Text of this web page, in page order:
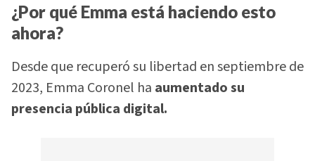
¿Por qué Emma está haciendo esto
ahora?
Desde que recuperó su libertad en septiembre de
2023, Emma Coronel ha aumentado su
presencia pública digital.